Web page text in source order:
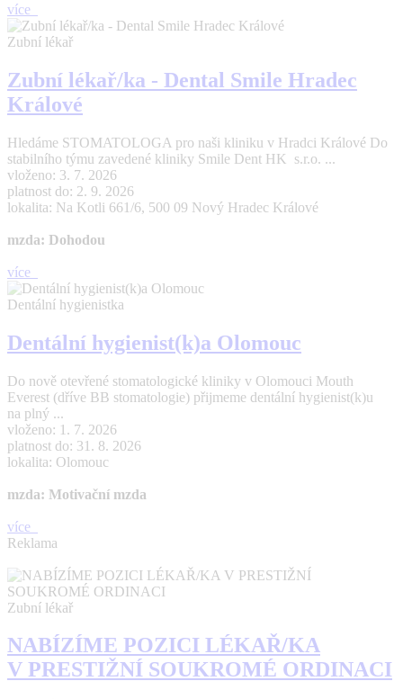
více
Zubní lékař
Zubní lékař/ka - Dental Smile Hradec
Králové
Hledáme STOMATOLOGA pro naši kliniku v Hradci Králové Do
stabilního týmu zavedené kliniky Smile Dent HK s.r.o. ...
vloženo: 3. 7. 2026
platnost do: 2. 9. 2026
lokalita: Na Kotli 661/6, 500 09 Nový Hradec Králové
mzda: Dohodou
více
Dentální hygienistka
Dentální hygienist(k)a Olomouc
Do nově otevřené stomatologické kliniky v Olomouci Mouth
Everest (dříve BB stomatologie) přijmeme dentální hygienist(k)u
na plný ...
vloženo: 1. 7. 2026
platnost do: 31. 8. 2026
lokalita: Olomouc
mzda: Motivační mzda
více
Reklama
Zubní lékař
NABÍZÍME POZICI LÉKAŘ/KA
V PRESTIŽNÍ SOUKROMÉ ORDINACI